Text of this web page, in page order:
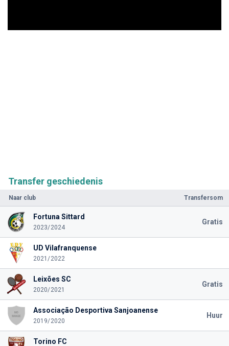
Transfer geschiedenis
Naar club Transfersom
Fortuna Sittard
2023/2024
Gratis
UD Vilafranquense
2021/2022
Leixões SC
2020/2021
Gratis
Associação Desportiva Sanjoanense
2019/2020
Huur
Torino FC